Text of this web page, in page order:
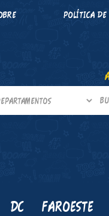
POLÍTICA DE
DC FAROESTE